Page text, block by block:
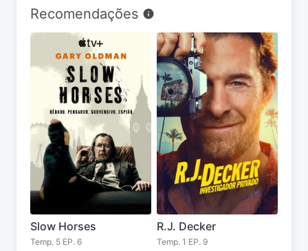
Recomendações
Slow Horses
Temp. 5 EP. 6
R.J. Decker
Temp. 1 EP. 9